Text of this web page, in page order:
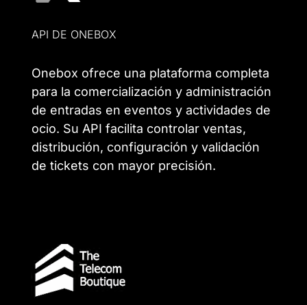
API DE ONEBOX
Onebox ofrece una plataforma completa
para la comercialización y administración
de entradas en eventos y actividades de
ocio. Su API facilita controlar ventas,
distribución, configuración y validación
de tickets con mayor precisión.